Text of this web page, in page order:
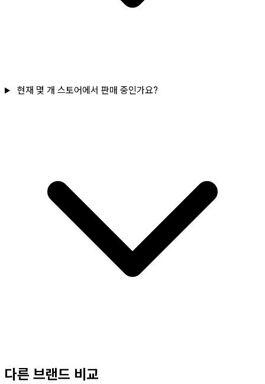
현재 몇 개 스토어에서 판매 중인가요?
다른 브랜드 비교